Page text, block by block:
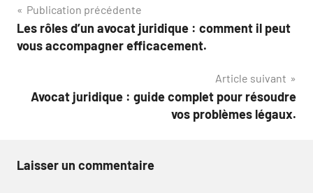
Navigation
de
Publication précédente
Les rôles d’un avocat juridique : comment il peut
vous accompagner efficacement.
Article suivant
Avocat juridique : guide complet pour résoudre
vos problèmes légaux.
Laisser un commentaire